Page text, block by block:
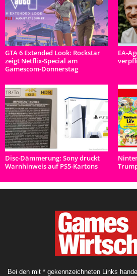
GTA 6 Extended Look: Rockstar
zeigt Netflix-Special am
Gamescom-Donnerstag
EA-
Disc-Dämmerung: Sony druckt
Warnhinweis auf PS5-Kartons
Bei den mit * gekennzeichneten Links